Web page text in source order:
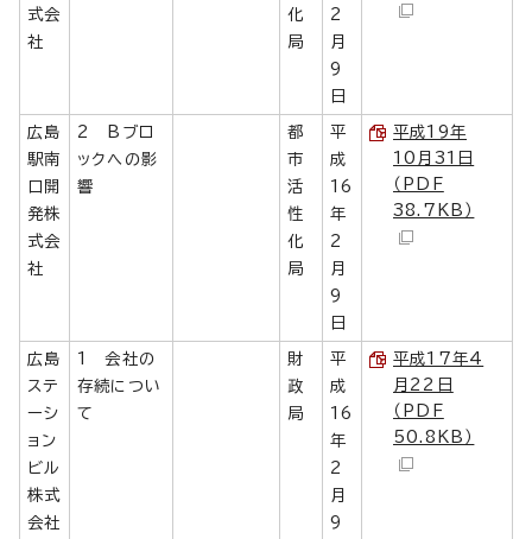
式会
社
化
局
2
月
9
日
広島
駅南
口開
発株
式会
社
2 Bブロ
ックへの影
響
都
市
活
性
化
局
平
成
16
年
2
月
9
日
平成19年
10月31日
（PDF
38.7KB）
広島
ステ
ーシ
ョン
ビル
株式
会社
1 会社の
存続につい
て
財
政
局
平
成
16
年
2
月
9
平成17年4
月22日
（PDF
50.8KB）